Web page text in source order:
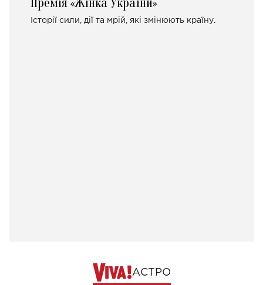
Історії сили, дії та мрій, які змінюють країну.
АСТРО